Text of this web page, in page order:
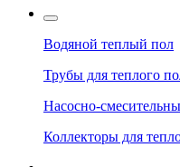
Водяной теплый пол
Трубы для теплого
Насосно-
Коллекторы для